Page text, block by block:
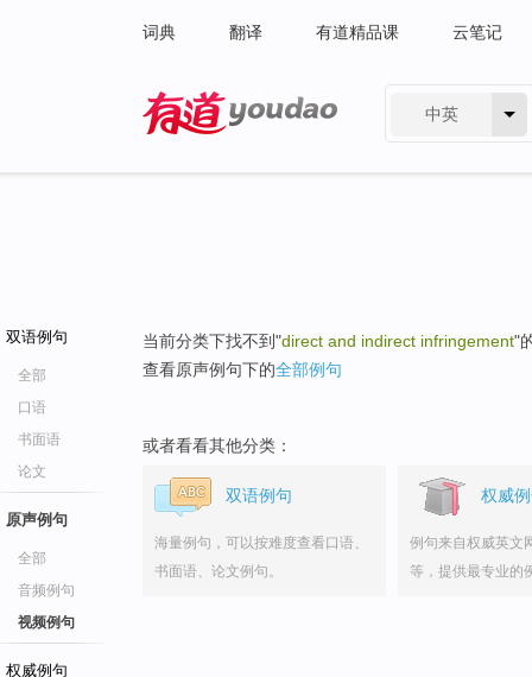
词典 翻译 有道精品课 云笔记
中英
双语例句
全部
口语
书面语
论文
原声例句
全部
音频例句
视频例句
权威例句
当前分类下找不到"direct and indirect infringement"
查看原声例句下的全部例句
或者看看其他分类：
双语例句
海量例句，可以按难度查看口语、
书面语、论文例句。
权威
例句来自权威英文
等，提供最专业的